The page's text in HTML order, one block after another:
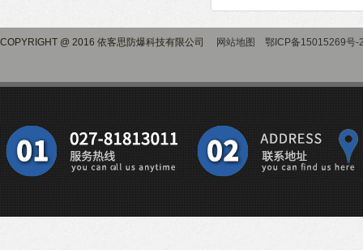
COPYRIGHT @ 2016 依客思防爆科技有限公司 网站地图 鄂ICP备15015269号-